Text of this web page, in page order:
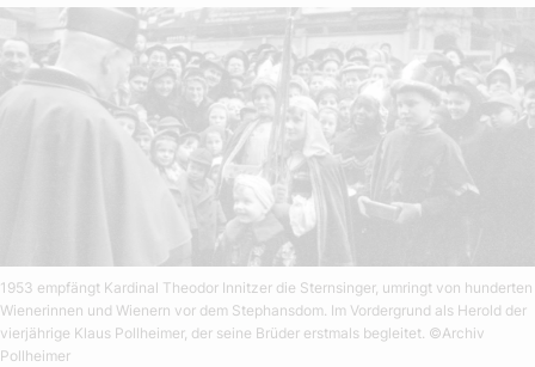
1953 empfängt Kardinal Theodor Innitzer die Sternsinger, umringt von hunderten
Wienerinnen und Wienern vor dem Stephansdom. Im Vordergrund als Herold der
vierjährige Klaus Pollheimer, der seine Brüder erstmals begleitet. ©Archiv
Pollheimer